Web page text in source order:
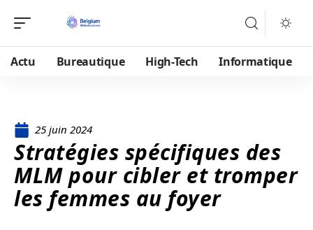
Actu Bureautique High-Tech Informatique
25 juin 2024
Stratégies spécifiques des
MLM pour cibler et tromper
les femmes au foyer